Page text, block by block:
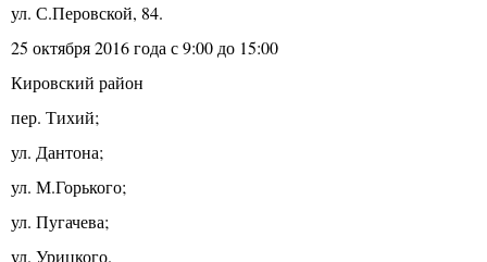
ул. С.Перовской, 84.
25 октября 2016 года с 9:00 до 15:00
Кировский район
пер. Тихий;
ул. Дантона;
ул. М.Горького;
ул. Пугачева;
ул. Урицкого.